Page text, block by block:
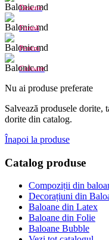
Desene
Formă
Pentru
Culoare
Nu ai produse preferate
Salvează produsele
dorite din catalog.
Înapoi la produse
Catalog produse
Compoziții din
Decorațiuni din
Baloane din Latex
Baloane din Folie
Baloane Bubble